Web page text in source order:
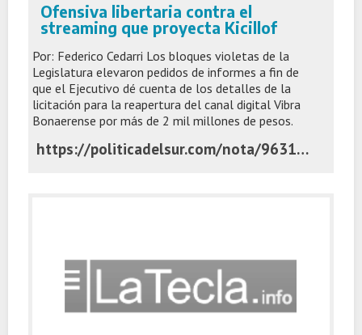
Ofensiva libertaria contra el
streaming que proyecta Kicillof
Por: Federico Cedarri Los bloques violetas de la
Legislatura elevaron pedidos de informes a fin de
que el Ejecutivo dé cuenta de los detalles de la
licitación para la reapertura del canal digital Vibra
Bonaerense por más de 2 mil millones de pesos.
https://politicadelsur.com/nota/96317/ofensiva-libertaria-contra-el-streaming-que-proyecta-kicillof/